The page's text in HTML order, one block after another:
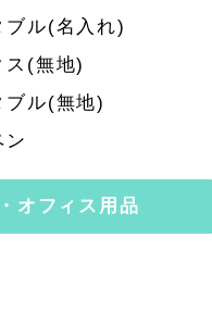
ブル(名入れ)
ス(無地)
ブル(無地)
ン
オフィス用品